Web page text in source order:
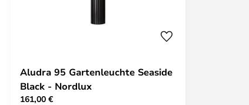
Aludra 95 Gartenleuchte Seaside
Black - Nordlux
161,00 €